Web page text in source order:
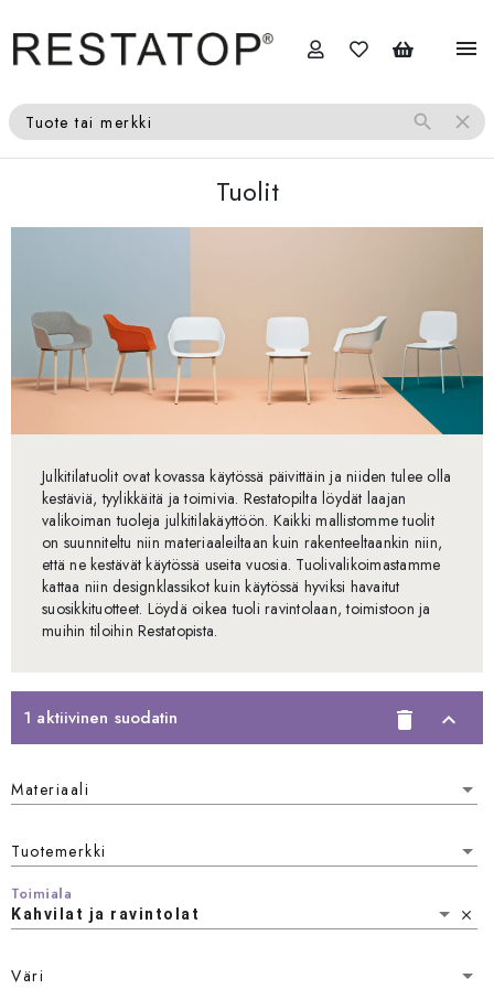
menu
Tuote tai merkki search close
Tuolit
Julkitilatuolit ovat kovassa käytössä päivittäin ja niiden tulee olla
kestäviä, tyylikkäitä ja toimivia. Restatopilta löydät laajan
valikoiman tuoleja julkitilakäyttöön. Kaikki mallistomme tuolit
on suunniteltu niin materiaaleiltaan kuin rakenteeltaankin niin,
että ne kestävät käytössä useita vuosia. Tuolivalikoimastamme
kattaa niin designklassikot kuin käytössä hyviksi havaitut
suosikkituotteet. Löydä oikea tuoli ravintolaan, toimistoon ja
muihin tiloihin Restatopista.
1 aktiivinen suodatin delete expand_less
Materiaali
Materiaali
Tuotemerkki
Tuotemerkki
Kahvilat ja ravintolat
Toimiala
close
Väri
Väri